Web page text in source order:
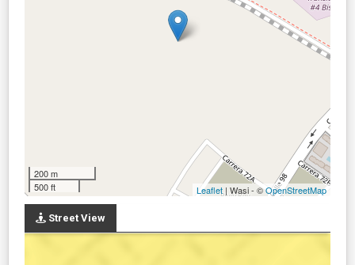
200 m
500 ft
Leaflet | Wasi - ©OpenStreetMap
Street View